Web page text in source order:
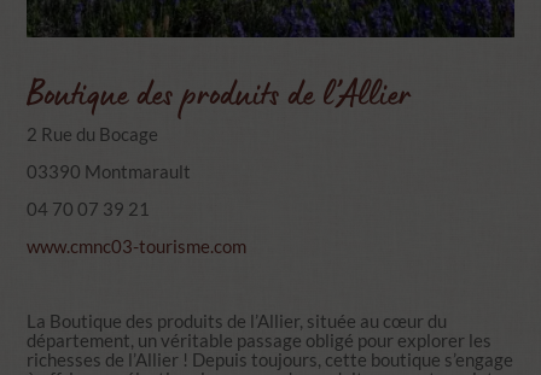
Boutique des produits de l’Allier
2 Rue du Bocage
03390 Montmarault
04 70 07 39 21
www.cmnc03-tourisme.com
La Boutique des produits de l’Allier, située au cœur du
département, un véritable passage obligé pour explorer les
richesses de l’Allier ! Depuis toujours, cette boutique s’engage